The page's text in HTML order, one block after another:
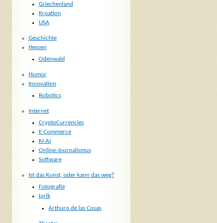
Griechenland
Kroation
USA
Geschichte
Hessen
Odenwald
Humor
Innovation
Robotics
Internet
CryptoCurrencies
E-Commerce
KI-AI
Online-Journalismus
Software
Ist das Kunst, oder kann das weg?
Fotografie
Lyrik
Arthuro de las Cosas